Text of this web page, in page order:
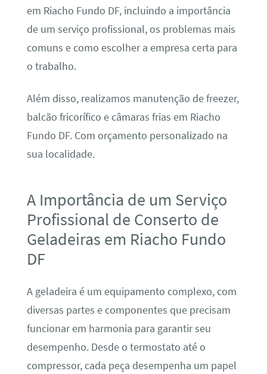
em Riacho Fundo DF, incluindo a importância
de um serviço profissional, os problemas mais
comuns e como escolher a empresa certa para
o trabalho.
Além disso, realizamos manutenção de freezer,
balcão fricorífico e câmaras frias em Riacho
Fundo DF. Com orçamento personalizado na
sua localidade.
A Importância de um Serviço
Profissional de Conserto de
Geladeiras em Riacho Fundo
DF
A geladeira é um equipamento complexo, com
diversas partes e componentes que precisam
funcionar em harmonia para garantir seu
desempenho. Desde o termostato até o
compressor, cada peça desempenha um papel